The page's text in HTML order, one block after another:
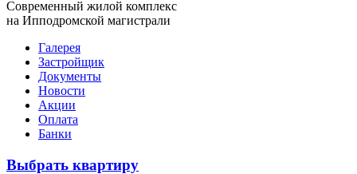
Cовременный жилой комплекс
на Ипподромской магистрали
Галерея
Застройщик
Документы
Новости
Акции
Оплата
Банки
Выбрать квартиру